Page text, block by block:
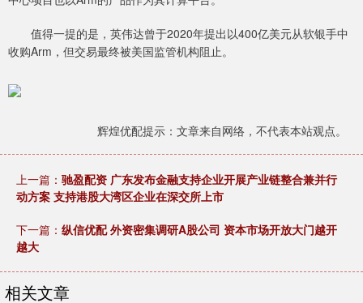
值得一提的是，英伟达曾于2020年提出以400亿美元从软银手中
收购Arm，但交易最终被美国监管机构阻止。
辉煌优配提示：文章来自网络，不代表本站观点。
上一篇： 驰盈配资 广东发布金融支持企业开展产业链整合兼并行
动方案 支持港股大湾区企业在深交所上市
下一篇： 纵信优配 外资密集调研A股公司 资本市场开放大门越开
越大
相关文章